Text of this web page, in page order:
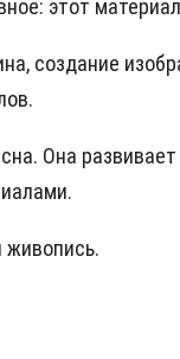
этот
создание
Она
живопись.